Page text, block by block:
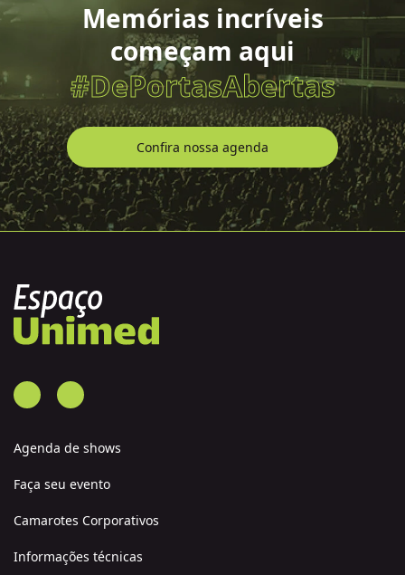
Memórias incríveis
começam aqui
#DePortasAbertas
Confira nossa agenda
Agenda de shows
Faça seu evento
Camarotes Corporativos
Informações técnicas